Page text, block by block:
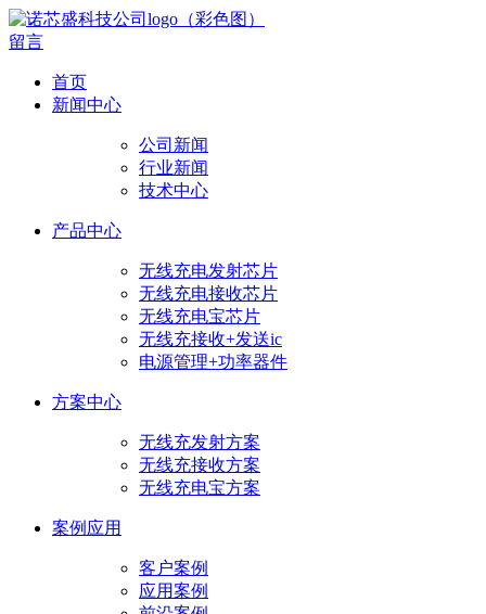
留言
首页
新闻中心
公司新闻
行业新闻
技术中心
产品中心
无线充电发射芯片
无线充电接收芯片
无线充电宝芯片
无线充接收+发送ic
电源管理+功率器件
方案中心
无线充发射方案
无线充接收方案
无线充电宝方案
案例应用
客户案例
应用案例